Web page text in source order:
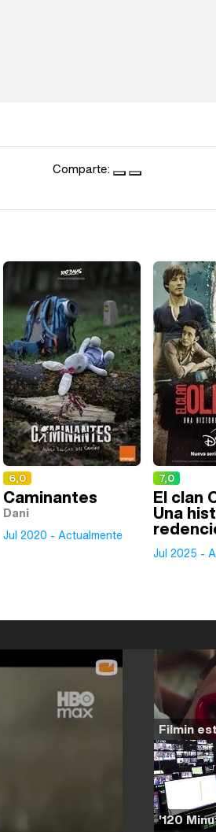
Comparte:
6,0
Caminantes
Dani
Jul 2020 - Actualmente
7,0
El clan
Una
Jul 2025 -